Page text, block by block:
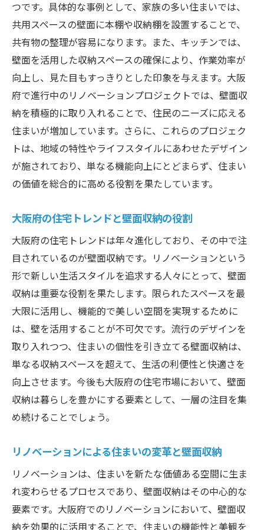
つです。具体的な事例として、家族の多い住まいでは、
共用スペースの壁面に本棚や収納棚を設置することで、
共有物の整理が容易になります。また、キッチンでは、
壁面を活用した収納スペースの確保により、作業効率が
向上し、見た目もすっきりとした印象を与えます。大阪
府で進行中のリノベーションプロジェクトでは、壁面収
納を積極的に取り入れることで、住民のニーズに応える
住まいが増加しています。さらに、これらのプロジェク
トは、地域の特性やライフスタイルにあわせたデザイン
が施されており、単なる機能向上にとどまらず、住まい
の価値を総合的に高める役割を果たしています。
大阪府の住宅トレンドと壁面収納の役割
大阪府の住宅トレンドは年々進化しており、その中で注
目されているのが壁面収納です。リノベーションという
形で新しい生活スタイルを追求する人々にとって、壁面
収納は重要な役割を果たします。限られたスペースを最
大限に活用し、機能的で美しい空間を実現するために
は、壁を活用することが不可欠です。流行のデザインを
取り入れつつ、住まいの個性を引き立てる壁面収納は、
単なる収納スペースを超えて、生活の利便性と快適さを
向上させます。今後も大阪府の住宅市場において、壁面
収納は暮らしを豊かにする要素として、一層の注目を集
め続けることでしょう。
リノベーションによる住まいの変革と壁面収納
リノベーションは、住まいを新たな価値ある空間に生ま
れ変わらせるプロセスであり、壁面収納はその中心的な
要素です。大阪府でのリノベーションにおいて、壁面収
納を効果的に活用することで、住まいの機能性と美観を